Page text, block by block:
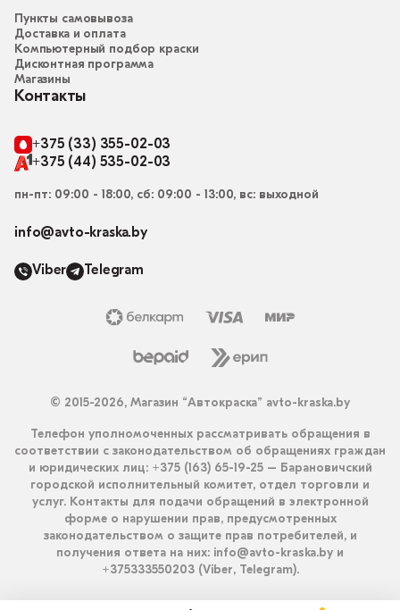
Пункты самовывоза
Доставка и оплата
Компьютерный подбор краски
Дисконтная программа
Магазины
Контакты
+375 (33) 355-02-03
+375 (44) 535-02-03
пн-пт: 09:00 - 18:00, сб: 09:00 - 13:00, вс: выходной
info@avto-kraska.by
Viber Telegram
© 2015-2026, Магазин “Автокраска” avto-kraska.by
Телефон уполномоченных рассматривать обращения в
соответствии с законодательством об обращениях граждан
и юридических лиц: +375 (163) 65-19-25 – Барановичский
городской исполнительный комитет, отдел торговли и
услуг. Контакты для подачи обращений в электронной
форме о нарушении прав, предусмотренных
законодательством о защите прав потребителей, и
получения ответа на них: info@avto-kraska.by и
+375333550203 (Viber, Telegram).